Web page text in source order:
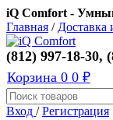
iQ Comfort -
Главная / Доставка
(812) 997-18-30,
Корзина 0 0 ₽
Вход /Регистрация